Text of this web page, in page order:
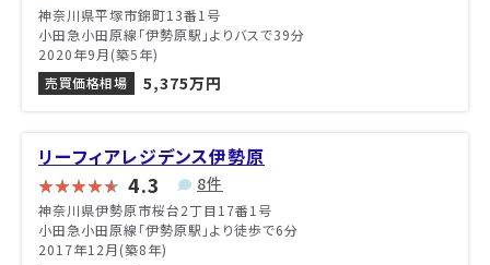
神奈川県平塚市錦町13番1号
小田急小田原線「伊勢原駅」よりバスで39分
2020年9月(築5年)
売買価格相場
5,375万円
リーフィアレジデンス伊勢原
4.3 8件
神奈川県伊勢原市桜台2丁目17番1号
小田急小田原線「伊勢原駅」より徒歩で6分
2017年12月(築8年)